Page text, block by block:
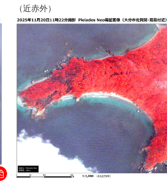
（近赤外）